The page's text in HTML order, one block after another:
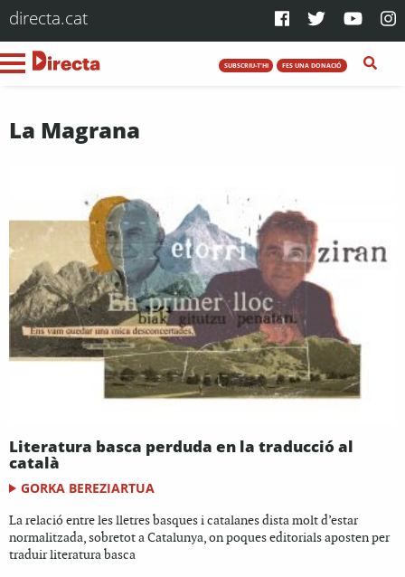
directa.cat
SUBSCRIU-T'HI FES UNA DONACIÓ
La Magrana
Literatura basca perduda en la traducció al
català
GORKA BEREZIARTUA
La relació entre les lletres basques i catalanes dista molt d’estar
normalitzada, sobretot a Catalunya, on poques editorials aposten per
traduir literatura basca